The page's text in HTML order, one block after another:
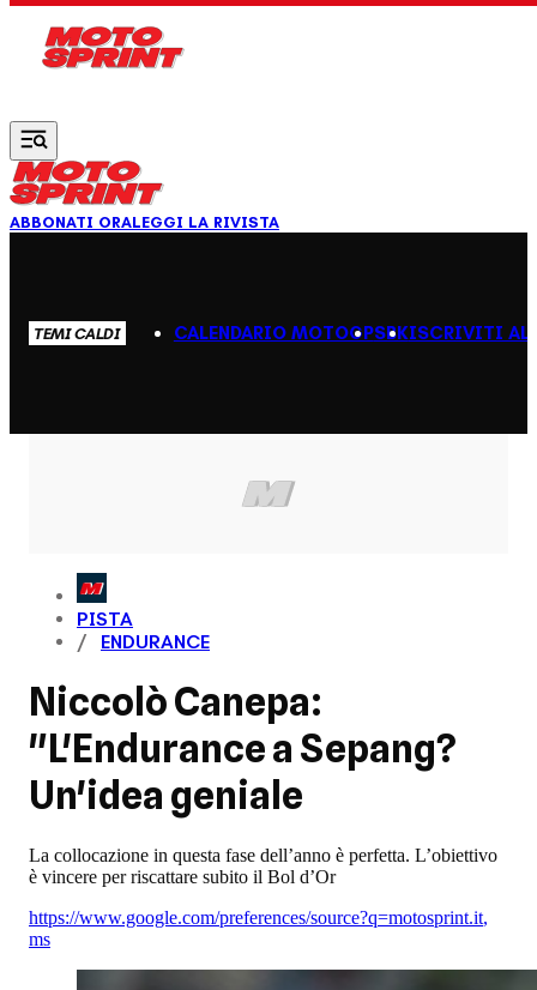
ABBONATI ORALEGGI LA RIVISTA
TEMI CALDI CALENDARIO MOTOGPSBKISCRIVITI AL
PISTA
ENDURANCE
Niccolò Canepa:
"L'Endurance a Sepang?
Un'idea geniale
La collocazione in questa fase dell’anno è perfetta. L’obiettivo
è vincere per riscattare subito il Bol d’Or
https://www.google.com/preferences/source?q=motosprint.it,
ms